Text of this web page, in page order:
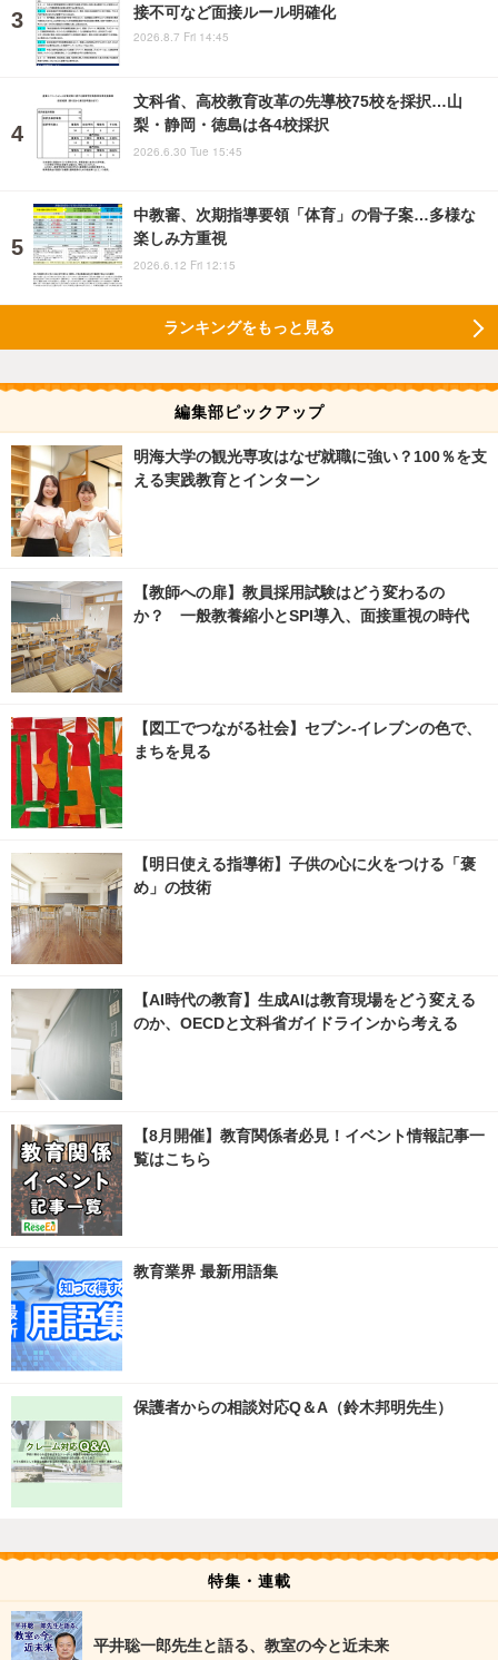
接不可など面接ルール明確化
2026.8.7 Fri 14:45
文科省、高校教育改革の先導校75校を採択…山
梨・静岡・徳島は各4校採択
2026.6.30 Tue 15:45
中教審、次期指導要領「体育」の骨子案…多様な
楽しみ方重視
2026.6.12 Fri 12:15
ランキングをもっと見る
編集部ピックアップ
明海大学の観光専攻はなぜ就職に強い？100％を支
える実践教育とインターン
【教師への扉】教員採用試験はどう変わるの
か？ 一般教養縮小とSPI導入、面接重視の時代
【図工でつながる社会】セブン‐イレブンの色で、
まちを見る
【明日使える指導術】子供の心に火をつける「褒
め」の技術
【AI時代の教育】生成AIは教育現場をどう変える
のか、OECDと文科省ガイドラインから考える
【8月開催】教育関係者必見！イベント情報記事一
覧はこちら
教育業界 最新用語集
保護者からの相談対応Q＆A（鈴木邦明先生）
特集・連載
平井聡一郎先生と語る、教室の今と近未来